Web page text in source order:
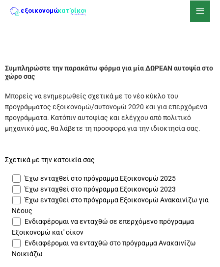
Main
Συμπληρώστε την παρακάτω φόρμα για μία ΔΩΡΕΑΝ αυτοψία στο
χώρο σας
Μπορείς να ενημερωθείς σχετικά με το νέο κύκλο του
προγράμματος εξοικονομώ/αυτονομώ 2020 και για επερχόμενα
προγράμματα. Κατόπιν αυτοψίας και ελέγχου από πολιτικό
μηχανικό μας, θα λάβετε τη προσφορά για την ιδιοκτησία σας.
Σχετικά με την κατοικία σας
Έχω ενταχθεί στο πρόγραμμα Εξοικονομώ 2025
Έχω ενταχθεί στο πρόγραμμα Εξοικονομώ 2023
Έχω ενταχθεί στο πρόγραμμα Εξοικονομώ Ανακαινίζω για
Νέους
Ενδιαφέρομαι να ενταχθώ σε επερχόμενο πρόγραμμα
Εξοικονομώ κατ' οίκον
Ενδιαφέρομαι να ενταχθώ στο πρόγραμμα Ανακαινίζω
Νοικιάζω